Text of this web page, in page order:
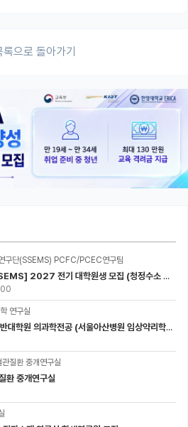
록으로 돌아가기
구단(SSEMS) PCFC/PCEC연구팀
[KIST 수소에너지소재연구단 SSEMS] 2027 전기 대학원생 모집 (청정수소 생산/활용을 위한 프로톤 세라믹 전지)
연구실
2027학년도 전기 울산대학교 일반대학원 의과학전공 (서울아산병원 임상약리학과 약동약력학 연구실) 대학원생 모집공고
질환 중개연구실
환 중개연구실